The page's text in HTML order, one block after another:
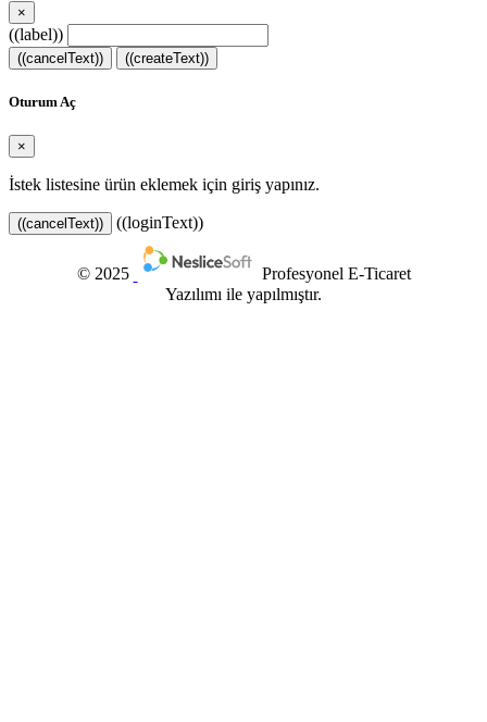
×
((label))
((cancelText)) ((createText))
Oturum Aç
×
İstek listesine ürün eklemek için giriş yapınız.
((cancelText)) ((loginText))
© 2025
Profesyonel E-Ticaret
Yazılımı ile yapılmıştır.